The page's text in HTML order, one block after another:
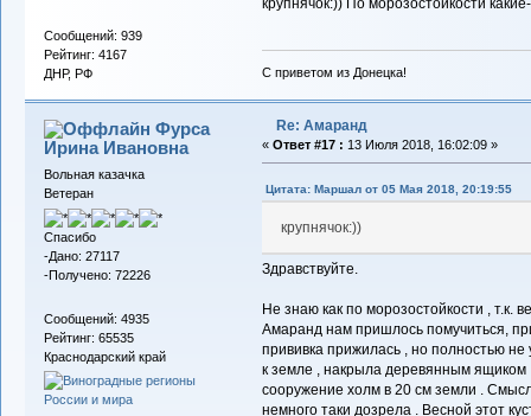
Сообщений: 939
Рейтинг: 4167
ДНР, РФ
крупнячок:)) По морозостойкости
С приветом из Донецка!
Фурса
Ирина Ивановна
Вольная казачка
Ветеран
Спасибо
-Дано: 27117
-Получено: 72226
Сообщений: 4935
Рейтинг: 65535
Краснодарский край
Re: Амаранд
« Ответ #17 : 13 Июля 2018, 16:02:09 »
Цитата: Маршал от 05 Мая 2018, 20:19:55
крупнячок:))
Здравствуйте.
Не знаю как по морозостойкости , т.к.
Амаранд нам пришлось помучиться,
прививка прижилась , но полностью не
к земле , накрыла деревянным ящиком
сооружение холм в 20 см земли .
немного таки дозрела . Весной этот